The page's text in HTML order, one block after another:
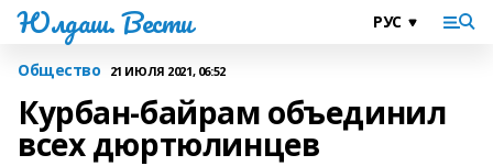
Юлдаш. Вести
Общество 21 ИЮЛЯ 2021, 06:52
Курбан-байрам объединил
всех дюртюлинцев